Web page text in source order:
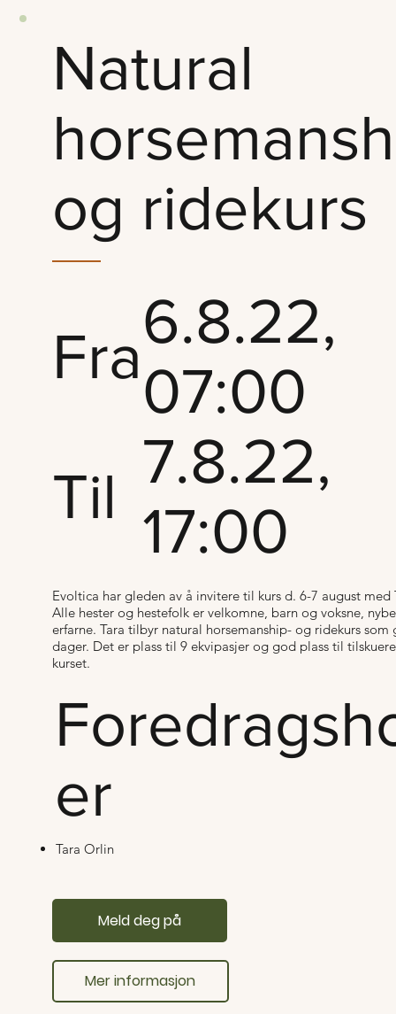
Natural
og ridekurs
Fra
Til
6.8.22,
07:00
7.8.22,
17:00
Evoltica har gleden av å invitere til kurs d. 6-7 august med
Alle hester og hestefolk er velkomne, barn og voksne,
erfarne. Tara tilbyr natural horsemanship- og ridekurs som
dager. Det er plass til 9 ekvipasjer og god plass til
kurset.
er
Tara Orlin
Meld deg på
Mer informasjon